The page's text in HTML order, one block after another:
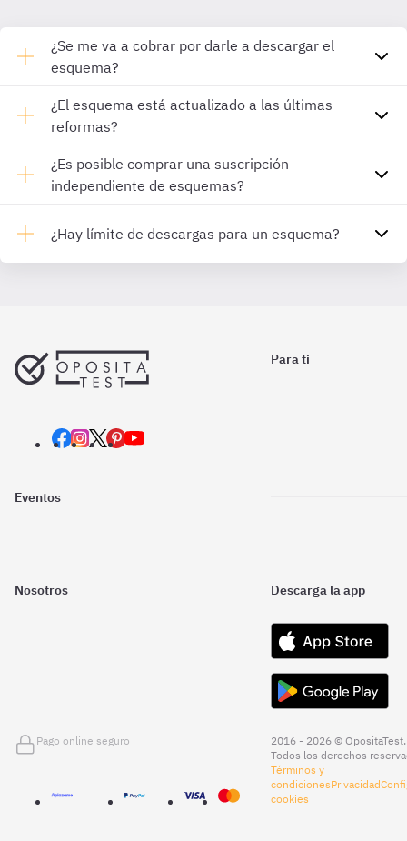
¿Se me va a cobrar por darle a descargar el
esquema?
¿El esquema está actualizado a las últimas
reformas?
¿Es posible comprar una suscripción
independiente de esquemas?
¿Hay límite de descargas para un esquema?
Para ti
Eventos
Nosotros Descarga la app
Pago online seguro
2016 - 2026 © OpositaTest.
Todos los derechos
Términos y
condicionesPrivacidad
cookies